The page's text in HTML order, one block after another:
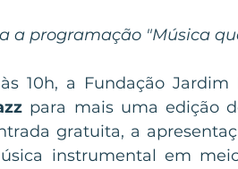
programação "Música
10h, a Fundação
para mais uma edição
gratuita, a
instrumental em